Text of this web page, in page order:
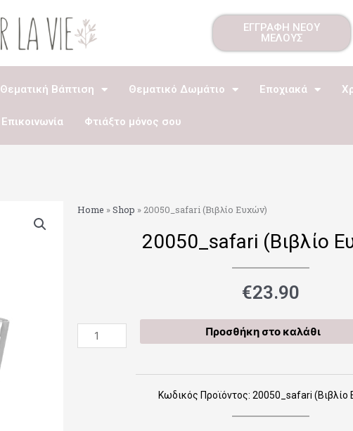
ΕΓΓΡΑΦΗ ΝΕΟΥ
ΜΕΛΟΥΣ
Θεματική Βάπτιση Θεματικό Δωμάτιο Εποχιακά
Επικοινωνία Φτιάξτο μόνος σου
Home »Shop » 20050_safari (Βιβλίο Ευχών)
20050_safari (Βιβλίο
€23.90
20050_safari
(Βιβλίο
Προσθήκη στο καλάθι
Κωδικός Προϊόντος: 20050_safari (Βιβλίο